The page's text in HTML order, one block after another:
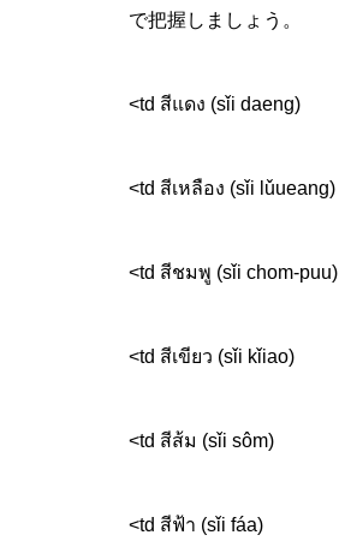
で把握しましょう。
<td สีแดง (sǐi daeng)
<td สีเหลือง (sǐi lǔueang)
<td สีชมพู (sǐi chom-puu)
<td สีเขียว (sǐi kǐiao)
<td สีส้ม (sǐi sôm)
<td สีฟ้า (sǐi fáa)